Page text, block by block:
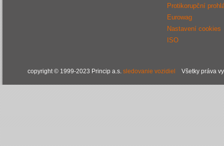
Protikorupční
Eurowag
Nastavení cookies
ISO
copyright © 1999-2023 Princip a.s. sledovanie vozidiel Všetky práva